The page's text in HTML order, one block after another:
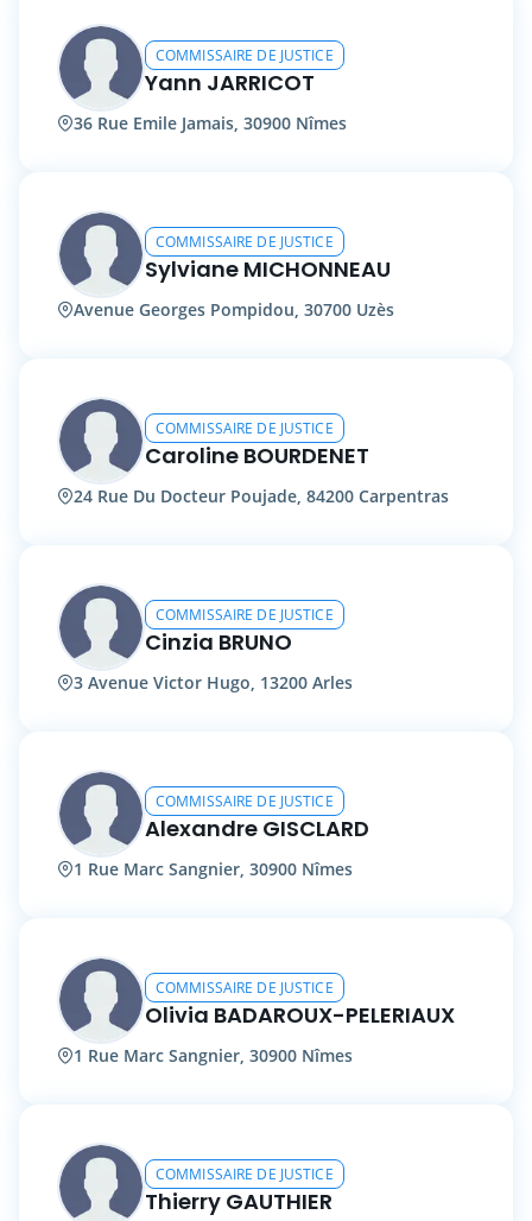
COMMISSAIRE DE JUSTICE
Yann JARRICOT
36 Rue Emile Jamais, 30900 Nîmes
COMMISSAIRE DE JUSTICE
Sylviane MICHONNEAU
Avenue Georges Pompidou, 30700 Uzès
COMMISSAIRE DE JUSTICE
Caroline BOURDENET
24 Rue Du Docteur Poujade, 84200 Carpentras
COMMISSAIRE DE JUSTICE
Cinzia BRUNO
3 Avenue Victor Hugo, 13200 Arles
COMMISSAIRE DE JUSTICE
Alexandre GISCLARD
1 Rue Marc Sangnier, 30900 Nîmes
COMMISSAIRE DE JUSTICE
Olivia BADAROUX-PELERIAUX
1 Rue Marc Sangnier, 30900 Nîmes
COMMISSAIRE DE JUSTICE
Thierry GAUTHIER